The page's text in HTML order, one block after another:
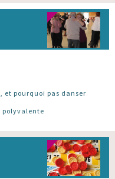
et pourquoi pas danser
polyvalente